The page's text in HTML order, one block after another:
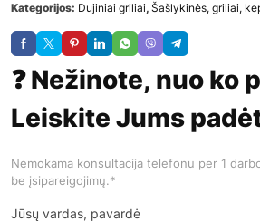
Kategorijos: Dujiniai griliai, Šašlykinės, griliai,
❓ Nežinote, nuo ko
Leiskite Jums
Nemokama konsultacija telefonu per 1
be įsipareigojimų.*
Jūsų vardas, pavardė